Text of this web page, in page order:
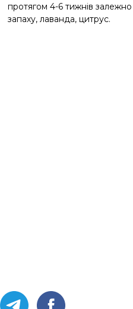
протягом 4-6 тижнів залежно
запаху, лаванда, цитрус.